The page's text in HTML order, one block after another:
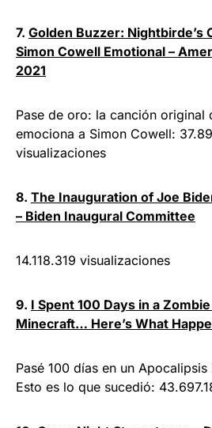
7. Golden Buzzer: Nightbirde’s
Simon Cowell Emotional –
2021
Pase de oro: la canción original
emociona a Simon Cowell:
visualizaciones
8. The Inauguration of Joe
– Biden Inaugural Committee
14.118.319 visualizaciones
9. I Spent 100 Days in a
Minecraft… Here’s What
Pasé 100 días en un
Esto es lo que sucedió: